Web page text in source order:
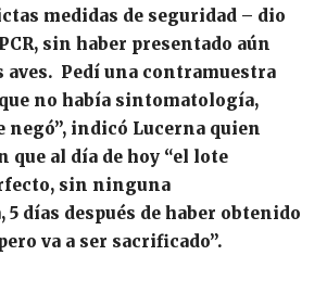
medidas de seguridad – dio
sin haber presentado aún
aves. Pedí una contramuestra
no había sintomatología,
negó”, indicó Lucerna quien
que al día de hoy “el lote
sin ninguna
días después de haber obtenido
va a ser sacrificado”.